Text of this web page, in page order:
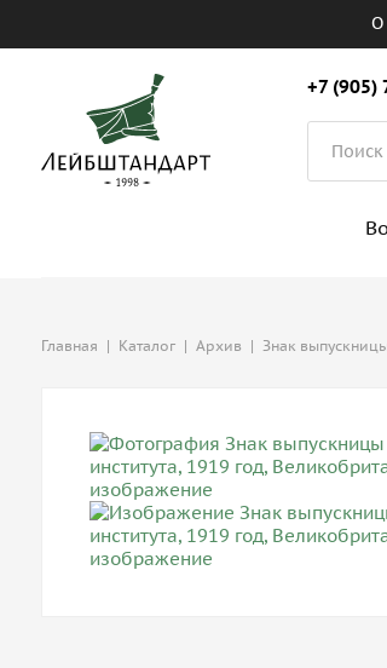
О
+7 (905)
Главная | Каталог | Архив | Знак